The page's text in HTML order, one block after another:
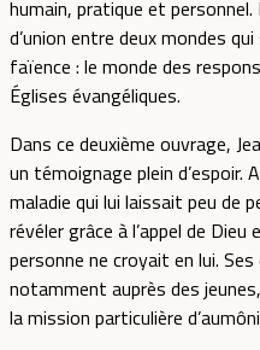
humain, pratique et
d’union entre deux mondes
faïence : le monde des
Églises évangéliques.
Dans ce deuxième ouvrage,
un témoignage plein d’espoir.
maladie qui lui laissait peu de
révéler grâce à l’appel de
personne ne croyait en lui.
notamment auprès des
la mission particulière